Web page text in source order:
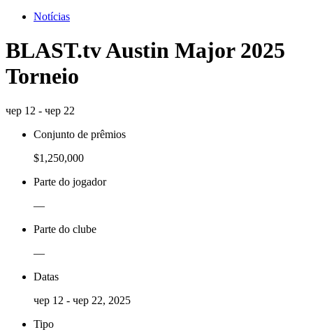
Notícias
BLAST.tv Austin Major 2025
Torneio
чер 12 - чер 22
Conjunto de prêmios
$1,250,000
Parte do jogador
—
Parte do clube
—
Datas
чер 12 - чер 22, 2025
Tipo